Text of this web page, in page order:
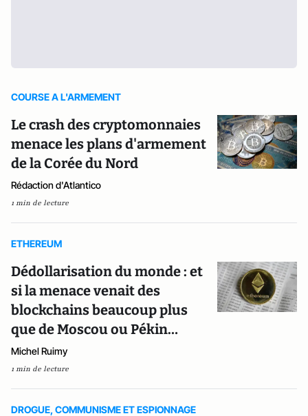
COURSE A L'ARMEMENT
Le crash des cryptomonnaies
menace les plans d'armement
de la Corée du Nord
Rédaction d'Atlantico
1 min de lecture
ETHEREUM
Dédollarisation du monde : et
si la menace venait des
blockchains beaucoup plus
que de Moscou ou Pékin…
Michel Ruimy
1 min de lecture
DROGUE, COMMUNISME ET ESPIONNAGE